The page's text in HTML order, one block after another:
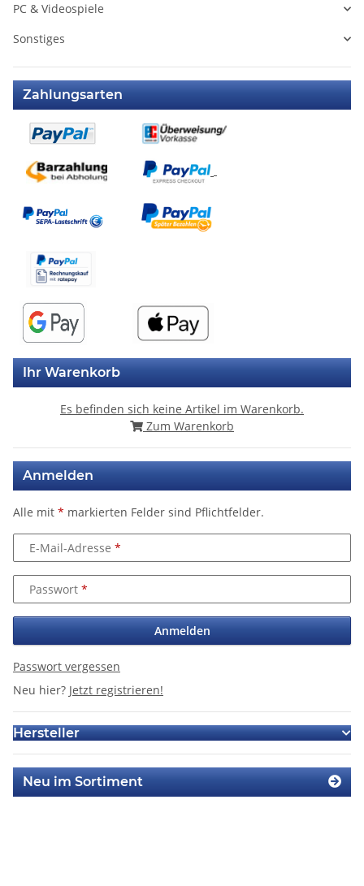
PC & Videospiele
Sonstiges
Zahlungsarten
Ihr Warenkorb
Es befinden sich keine Artikel im Warenkorb.
Zum Warenkorb
Anmelden
Alle mit * markierten Felder sind Pflichtfelder.
E-Mail-Adresse
Passwort
Anmelden
Passwort vergessen
Neu hier? Jetzt registrieren!
Hersteller
Neu im Sortiment